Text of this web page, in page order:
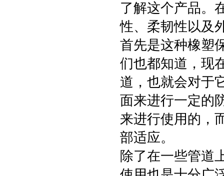
了解这个产品。
性、柔韧性以及
首先是这种橡塑
们也都知道，现
道，也就会对于
面来进行一定的
来进行使用的，
部适应。
除了在一些管道